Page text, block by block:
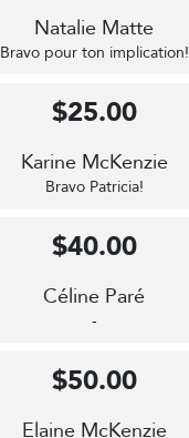
Natalie Matte
Bravo pour ton implication!
Karine McKenzie
Bravo Patricia!
$25.00
Céline Paré
-
$40.00
Elaine McKenzie
$50.00